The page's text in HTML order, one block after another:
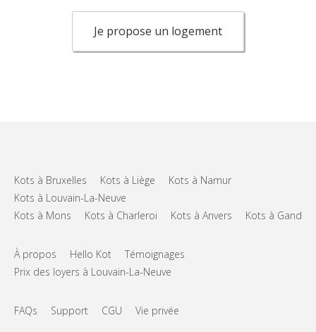
Je propose un logement
Kots à Bruxelles Kots à Liège
Kots à Namur
Kots à Louvain-La-Neuve
Kots à Mons
Kots à Charleroi Kots à Anvers Kots à Gand
À propos Hello Kot
Témoignages
Prix des loyers à Louvain-La-Neuve
FAQs Support CGU Vie privée